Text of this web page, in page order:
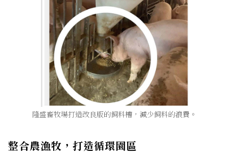
隆盛畜牧場打造改良版的飼料槽，減少飼料的浪費。
整合農漁牧，打造循環園區